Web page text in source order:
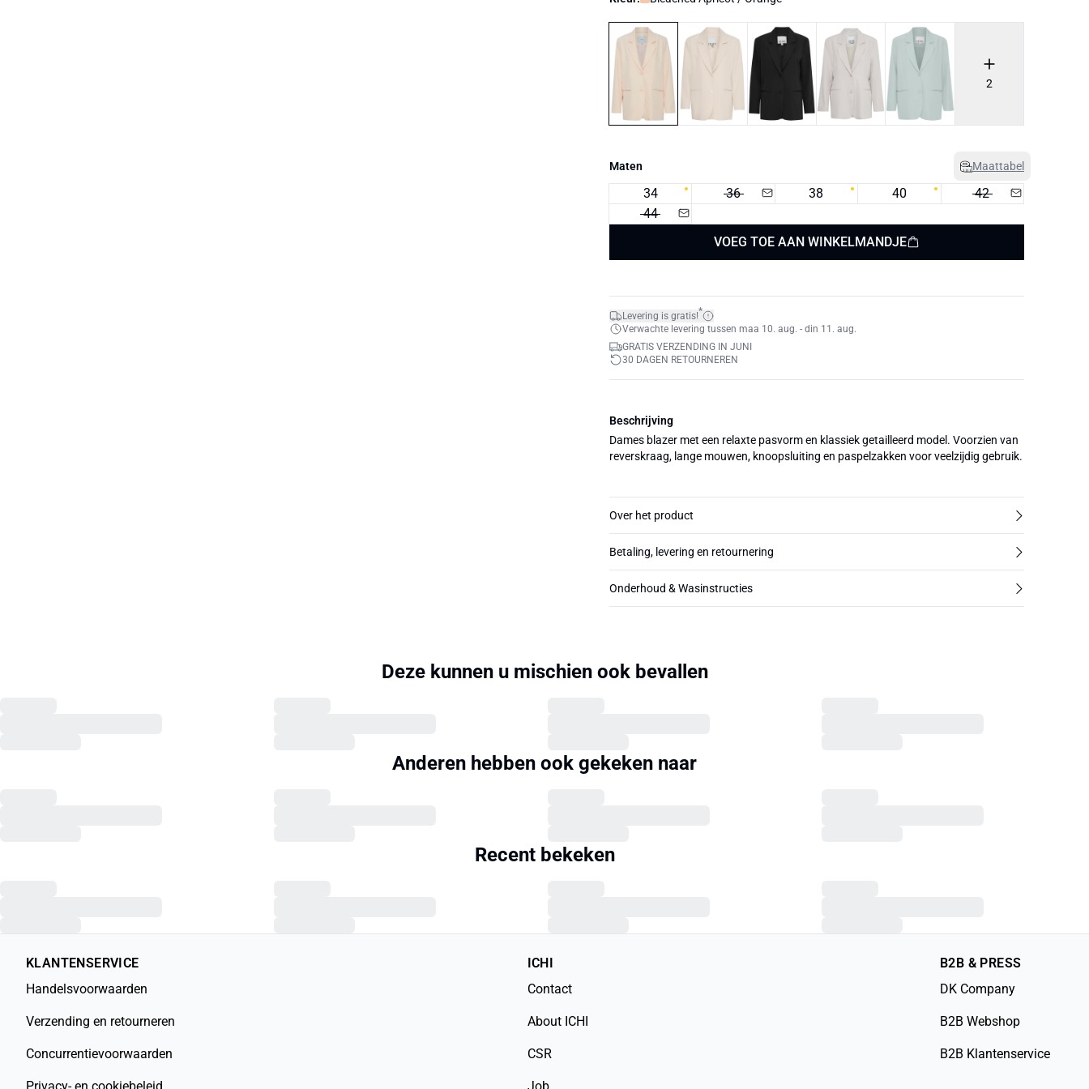
2
Maten Maattabel
34 36 38 40
42
44
VOEG TOE AAN WINKELMANDJE
Levering is gratis!*
Verwachte levering tussen maa 10. aug. - din 11. aug.
GRATIS VERZENDING IN JUNI
30 DAGEN RETOURNEREN
Beschrijving
Dames blazer met een relaxte pasvorm en klassiek getailleerd model. Voorzien van
reverskraag, lange mouwen, knoopsluiting en paspelzakken voor veelzijdig gebruik.
Over het product
Betaling, levering en retournering
Onderhoud & Wasinstructies
Deze kunnen u mischien ook bevallen
Anderen hebben ook gekeken naar
Recent bekeken
KLANTENSERVICE
Handelsvoorwaarden
Verzending en retourneren
Concurrentievoorwaarden
ICHI
Contact
About ICHI
CSR
B2B & PRESS
DK Company
B2B Webshop
B2B Klantenservice